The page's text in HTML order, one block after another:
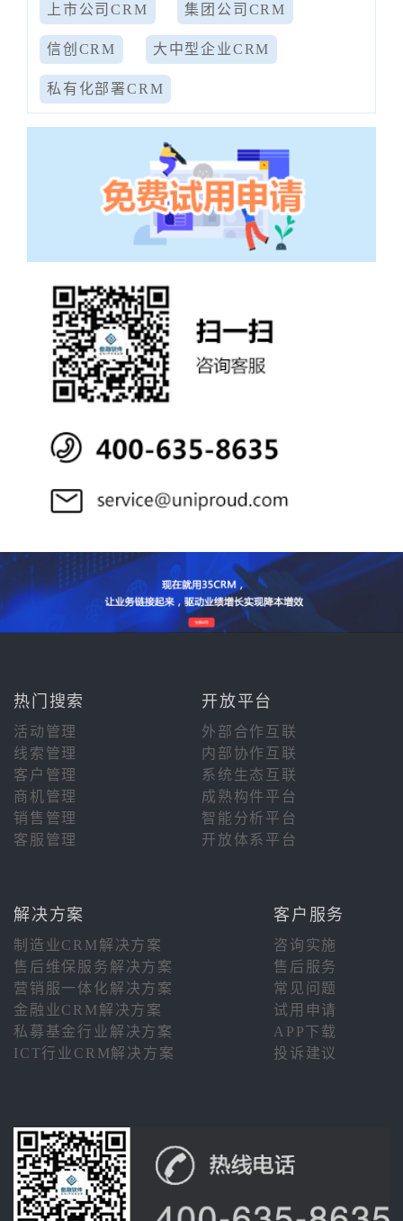
上市公司CRM 集团公司CRM
信创CRM 大中型企业CRM
私有化部署CRM
热门搜索 开放平台
活动管理
外部合作互联
线索管理
内部协作互联
客户管理
系统生态互联
商机管理
成熟构件平台
销售管理
智能分析平台
客服管理
开放体系平台
解决方案 客户服务
制造业CRM解决方案
咨询实施
售后维保服务解决方案
售后服务
营销服一体化解决方案
常见问题
金融业CRM解决方案
试用申请
私募基金行业解决方案
APP下载
ICT行业CRM解决方案
投诉建议